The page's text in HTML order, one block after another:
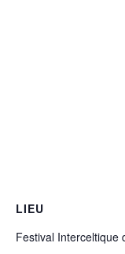
LIEU
Festival Interceltique